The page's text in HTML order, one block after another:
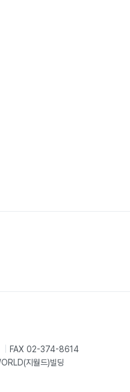
FAX 02-374-8614
지월드)빌딩